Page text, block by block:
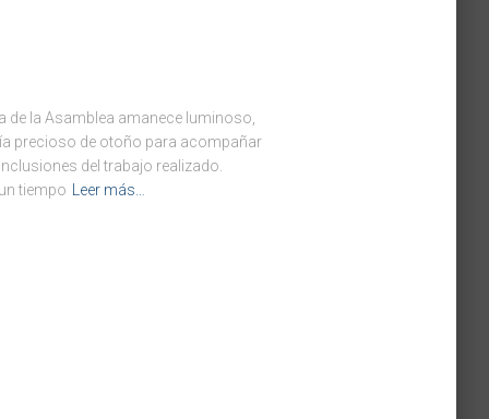
de la Asamblea amanece luminoso,
precioso de otoño para acompañar
del trabajo realizado.
tiempo
Leer más…